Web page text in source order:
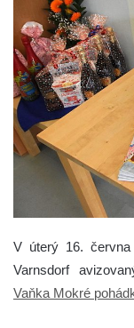
V úterý 16.
Varnsdorf
Vaňka Mokré